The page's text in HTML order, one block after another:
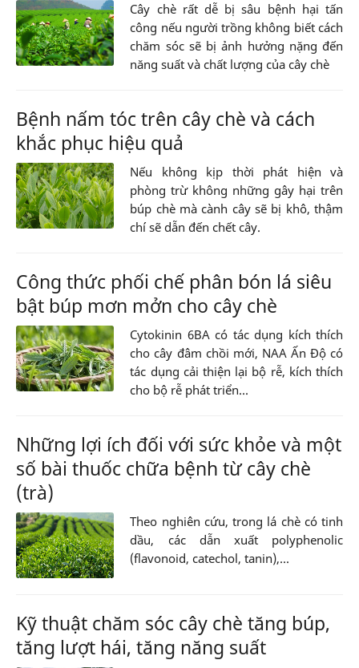
Cây chè rất dễ bị sâu bệnh hại tấn
công nếu người trồng không biết cách
chăm sóc sẽ bị ảnh hưởng nặng đến
năng suất và chất lượng của cây chè
Bệnh nấm tóc trên cây chè và cách
khắc phục hiệu quả
Nếu không kịp thời phát hiện và
phòng trừ không những gây hại trên
búp chè mà cành cây sẽ bị khô, thậm
chí sẽ dẫn đến chết cây.
Công thức phối chế phân bón lá siêu
bật búp mơn mởn cho cây chè
Cytokinin 6BA có tác dụng kích thích
cho cây đâm chồi mới, NAA Ấn Độ có
tác dụng cải thiện lại bộ rễ, kích thích
cho bộ rễ phát triển...
Những lợi ích đối với sức khỏe và một
số bài thuốc chữa bệnh từ cây chè
(trà)
Theo nghiên cứu, trong lá chè có tinh
dầu, các dẫn xuất polyphenolic
(flavonoid, catechol, tanin),...
Kỹ thuật chăm sóc cây chè tăng búp,
tăng lượt hái, tăng năng suất